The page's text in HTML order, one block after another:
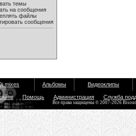
темы
на сообщения
файлы
сообщения
mixes Альбомы Видеоклипы
Помощь Администрация Служба
Все права защищены © 2007-2026